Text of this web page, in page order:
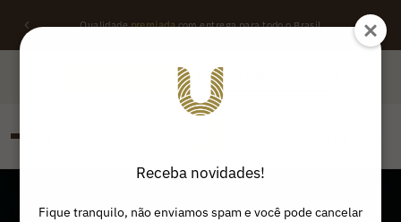
Qualidadepremiadacom entrega para todo o Brasil
ONDE ENCONTRAR
Buscar produtos:
Receba novidades!
Fique tranquilo, não enviamos spam e você pode cancelar